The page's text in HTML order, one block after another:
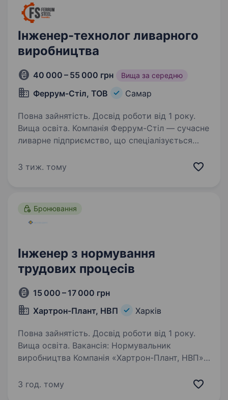
Інженер-технолог ливарного
виробництва
40 000 – 55 000 грн Вища за середню
Феррум-Стіл, ТОВ Самар
Повна зайнятість. Досвід роботи від 1 року.
Вища освіта. Компанія Феррум-Стіл — сучасне
ливарне підприємство, що спеціалізується
з розширенням виробництва, ми запрошуємо
3 тиж. тому
Бронювання
Інженер з нормування
трудових процесів
15 000 – 17 000 грн
Хартрон-Плант, НВП
Харків
Повна зайнятість. Досвід роботи від 1 року.
Вища освіта. Вакансія: Нормувальник
виробництва Компанія «Хартрон-Плант, НВП»
та досвідченого нормувальника виробництва.
3 год. тому